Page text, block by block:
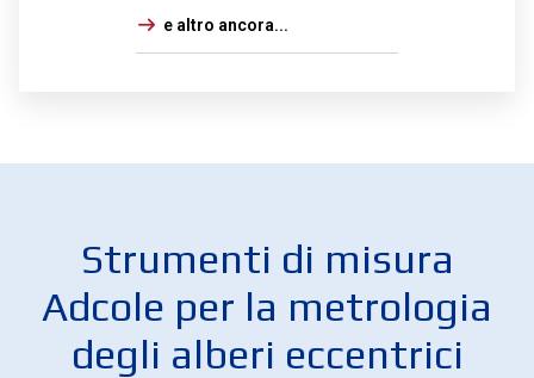
e altro ancora...
Strumenti di misura
Adcole per la metrologia
degli alberi eccentrici